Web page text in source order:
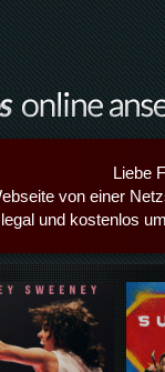
Liebe
von einer
und kostenlos